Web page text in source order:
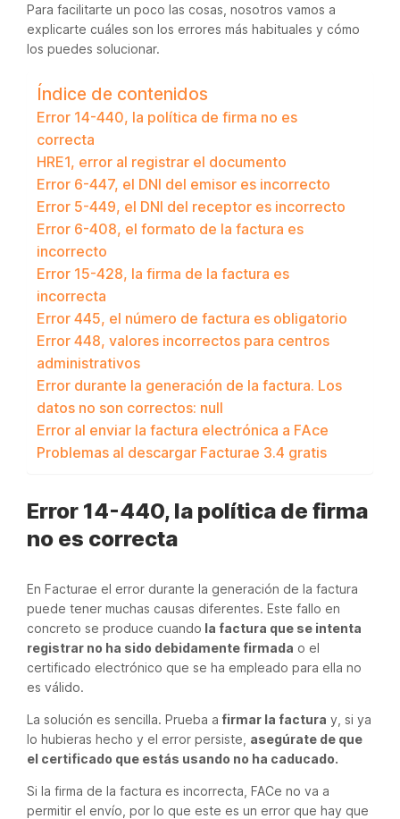
Para facilitarte un poco las cosas, nosotros vamos a
explicarte cuáles son los errores más habituales y cómo
los puedes solucionar.
Índice de contenidos
Error 14-440, la política de firma no es
correcta
HRE1, error al registrar el documento
Error 6-447, el DNI del emisor es incorrecto
Error 5-449, el DNI del receptor es incorrecto
Error 6-408, el formato de la factura es
incorrecto
Error 15-428, la firma de la factura es
incorrecta
Error 445, el número de factura es obligatorio
Error 448, valores incorrectos para centros
administrativos
Error durante la generación de la factura. Los
datos no son correctos: null
Error al enviar la factura electrónica a FAce
Problemas al descargar Facturae 3.4 gratis
Error 14-440, la política de firma
no es correcta
En Facturae el error durante la generación de la factura
puede tener muchas causas diferentes. Este fallo en
concreto se produce cuando la factura que se intenta
registrar no ha sido debidamente firmada o el
certificado electrónico que se ha empleado para ella no
es válido.
La solución es sencilla. Prueba a firmar la factura y, si ya
lo hubieras hecho y el error persiste, asegúrate de que
el certificado que estás usando no ha caducado.
Si la firma de la factura es incorrecta, FACe no va a
permitir el envío, por lo que este es un error que hay que